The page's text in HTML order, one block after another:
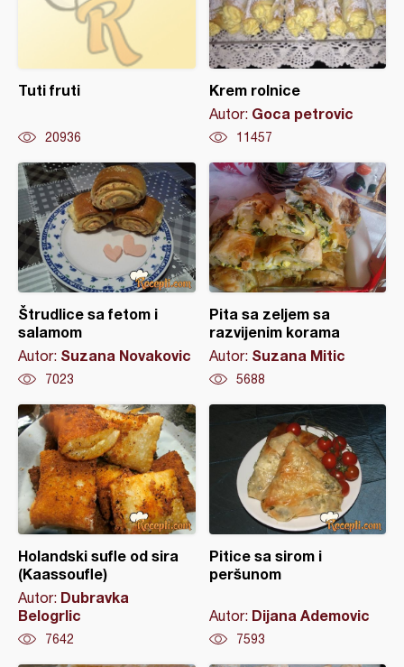
Tuti fruti
20936
Krem rolnice
Autor: Goca petrovic
11457
Štrudlice sa fetom i
salamom
Autor: Suzana Novakovic
7023
Pita sa zeljem sa
razvijenim korama
Autor: Suzana Mitic
5688
Holandski sufle od sira
(Kaassoufle)
Autor: Dubravka
Belogrlic
7642
Pitice sa sirom i
peršunom
Autor: Dijana Ademovic
7593